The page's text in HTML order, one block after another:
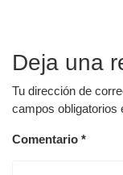
Deja una
Tu dirección de
campos obligatorios
Comentario *